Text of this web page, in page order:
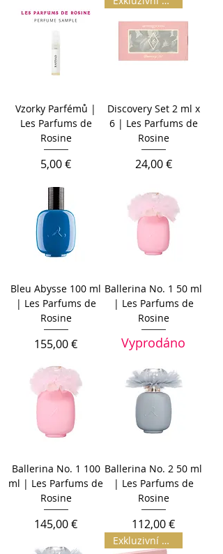
Vzorky Parfémů |
Les Parfums de
Rosine
Cena
5,00 €
Discovery Set 2 ml x
6 | Les Parfums de
Rosine
Cena
24,00 €
Bleu Abysse 100 ml
| Les Parfums de
Rosine
Cena
155,00 €
Ballerina No. 1 50 ml
| Les Parfums de
Rosine
Vyprodáno
Ballerina No. 1 100
ml | Les Parfums de
Rosine
Cena
145,00 €
Ballerina No. 2 50 ml
| Les Parfums de
Rosine
Cena
112,00 €
Exkluzivní | L.E.